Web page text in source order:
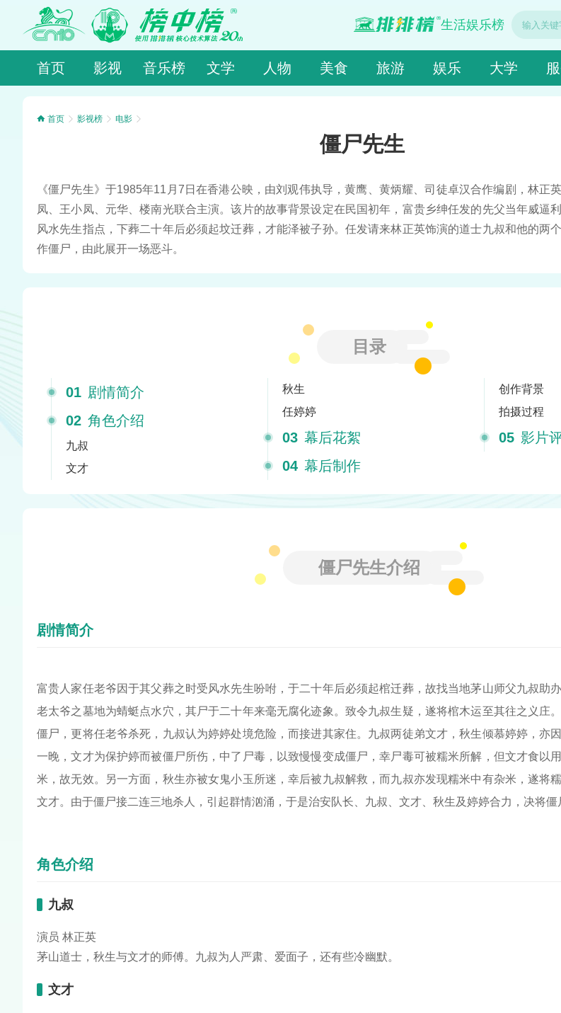
生活娱乐榜
首页 影视 音乐榜 文学 人物 美食 旅游 娱乐 大学
首页 影视榜 电影
僵尸先生
《僵尸先生》于1985年11月7日在香港公映，由刘观伟执导，黄鹰、黄炳耀、司徒卓汉合作编剧，林正
凤、王小凤、元华、楼南光联合主演。该片的故事背景设定在民国初年，富贵乡绅任发的先父当年威逼
风水先生指点，下葬二十年后必须起坟迁葬，才能泽被子孙。任发请来林正英饰演的道士九叔和他的两
作僵尸，由此展开一场恶斗。
目录
01 剧情简介
02 角色介绍
九叔
文才
秋生
任婷婷
03 幕后花絮
04 幕后制作
创作背景
拍摄过程
05 影片
僵尸先生介绍
剧情简介
富贵人家任老爷因于其父葬之时受风水先生吩咐，于二十年后必须起棺迁葬，故找当地茅山师父九叔助
老太爷之墓地为蜻蜓点水穴，其尸于二十年来毫无腐化迹象。致令九叔生疑，遂将棺木运至其往之义庄
僵尸，更将任老爷杀死，九叔认为婷婷处境危险，而接进其家住。九叔两徒弟文才，秋生倾慕婷婷，亦
一晚，文才为保护婷而被僵尸所伤，中了尸毒，以致慢慢变成僵尸，幸尸毒可被糯米所解，但文才食以
米，故无效。另一方面，秋生亦被女鬼小玉所迷，幸后被九叔解救，而九叔亦发现糯米中有杂米，遂将
文才。由于僵尸接二连三地杀人，引起群情汹涌，于是治安队长、九叔、文才、秋生及婷婷合力，决将僵
角色介绍
九叔
演员 林正英
茅山道士，秋生与文才的师傅。九叔为人严肃、爱面子，还有些冷幽默。
文才